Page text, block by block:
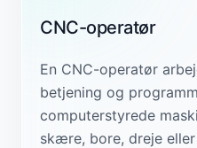
CNC-operatør
En CNC-operatør
betjening og
computerstyrede
skære, bore, dreje